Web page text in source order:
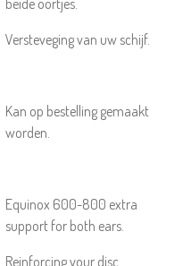
beide oortjes.
Versteveging van uw schijf.
Kan op bestelling gemaakt
worden.
Equinox 600-800 extra
support for both ears.
Reinforcing your disc.